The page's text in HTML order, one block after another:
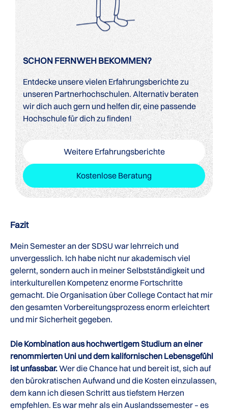
SCHON FERNWEH BEKOMMEN?
Entdecke unsere vielen Erfahrungsberichte zu
unseren Partnerhochschulen. Alternativ beraten
wir dich auch gern und helfen dir, eine passende
Hochschule für dich zu finden!
Weitere Erfahrungsberichte
Kostenlose Beratung
Fazit
Mein Semester an der SDSU war lehrreich und
unvergesslich. Ich habe nicht nur akademisch viel
gelernt, sondern auch in meiner Selbstständigkeit und
interkulturellen Kompetenz enorme Fortschritte
gemacht. Die Organisation über College Contact hat mir
den gesamten Vorbereitungsprozess enorm erleichtert
und mir Sicherheit gegeben.
Die Kombination aus hochwertigem Studium an einer
renommierten Uni und dem kalifornischen Lebensgefühl
ist unfassbar.Wer die Chance hat und bereit ist, sich auf
den bürokratischen Aufwand und die Kosten einzulassen,
dem kann ich diesen Schritt aus tiefstem Herzen
empfehlen. Es war mehr als ein Auslandssemester – es